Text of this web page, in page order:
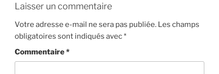
Laisser un commentaire
Votre adresse e-mail ne sera pas publiée. Les champs
obligatoires sont indiqués avec*
Commentaire*